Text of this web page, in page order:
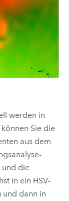
werden in
Sie die
aus dem
und die
in ein HSV-
und dann in